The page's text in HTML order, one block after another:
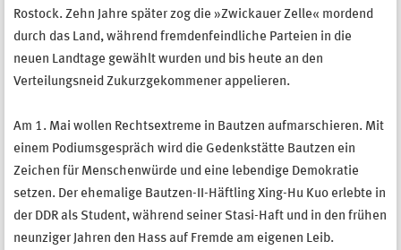
Rostock. Zehn Jahre später zog die »Zwickauer Zelle« mordend
durch das Land, während fremdenfeindliche Parteien in die
neuen Landtage gewählt wurden und bis heute an den
Verteilungsneid Zukurzgekommener appelieren.
Am 1. Mai wollen Rechtsextreme in Bautzen aufmarschieren. Mit
einem Podiumsgespräch wird die Gedenkstätte Bautzen ein
Zeichen für Menschenwürde und eine lebendige Demokratie
setzen. Der ehemalige Bautzen-II-Häftling Xing-Hu Kuo erlebte in
der DDR als Student, während seiner Stasi-Haft und in den frühen
neunziger Jahren den Hass auf Fremde am eigenen Leib.